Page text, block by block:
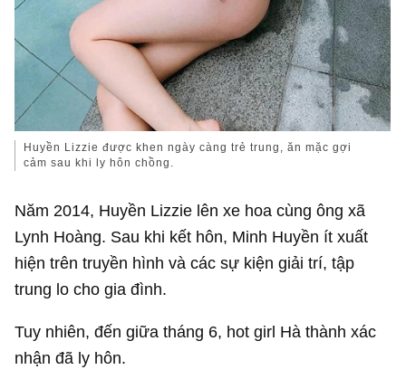
Huyền Lizzie được khen ngày càng trẻ trung, ăn mặc gợi
cảm sau khi ly hôn chồng.
Năm 2014, Huyền Lizzie lên xe hoa cùng ông xã
Lynh Hoàng. Sau khi kết hôn, Minh Huyền ít xuất
hiện trên truyền hình và các sự kiện giải trí, tập
trung lo cho gia đình.
Tuy nhiên, đến giữa tháng 6, hot girl Hà thành xác
nhận đã ly hôn.